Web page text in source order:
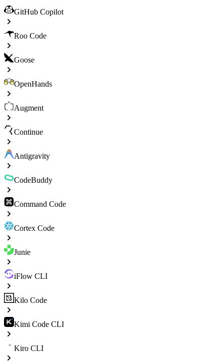
GitHub Copilot
Roo Code
Goose
OpenHands
Augment
Continue
Antigravity
CodeBuddy
Command Code
Cortex Code
Junie
iFlow CLI
Kilo Code
Kimi Code CLI
Kiro CLI